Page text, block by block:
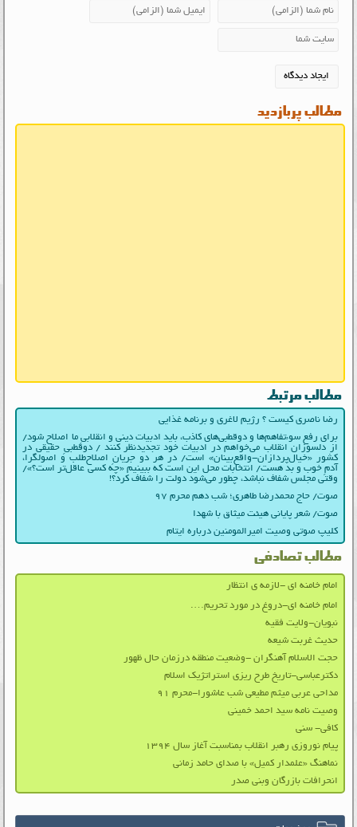
مطالب پربازدید
مطالب مرتبط
رضا ناصری کیست ؟ رژیم لاغری و برنامه غذایی
برای رفع سوءتفاهم‌ها و دوقطبی‌های کاذب، باید ادبیات دینی و انقلابیِ ما اصلاح شود/
از دلسوزان انقلاب می‌خواهم در ادبیات‌ خود تجدیدنظر کنند / دوقطبیِ حقیقی در
کشور «خیال‌پردازان-واقع‌بینان» است/ در هر دو جریانِ اصلاح‌طلب و اصولگرا،
آدمِ خوب و بد هست/ انتخابات محل این است که ببینیم «چه کسی عاقل‌تر است؟»/
وقتی مجلس شفاف نباشد، چطور می‌شود دولت را شفاف کرد؟!
صوت/ حاج محمدرضا طاهری؛ شب دهم محرم ۹۷
صوت/ شعر پایانی هیئت میثاق با شهدا
کلیپ صوتی وصیت امیرالمومنین درباره ایتام
مطالب تصادفی
امام خامنه ای -لازمه ی انتظار
امام خامنه ای-دروغ در مورد تحریم….
نبویان-ولایت فقیه
حدیث غربت شیعه
حجت الاسلام آهنگران -وضعیت منطقه درزمان حال ظهور
دکترعباسی-تاریخ طرح ریزی استراتژیک اسلام
مداحی عربی میثم مطیعی شب عاشورا-محرم ۹۱
وصیت نامه سید احمد خمینی
کافی- سنی
پیام نوروزی رهبر انقلاب بمناسبت آغاز سال ۱۳۹۴
نماهنگ «علمدار کمیل» با صدای حامد زمانی
انحرافات بازرگان وبنی صدر